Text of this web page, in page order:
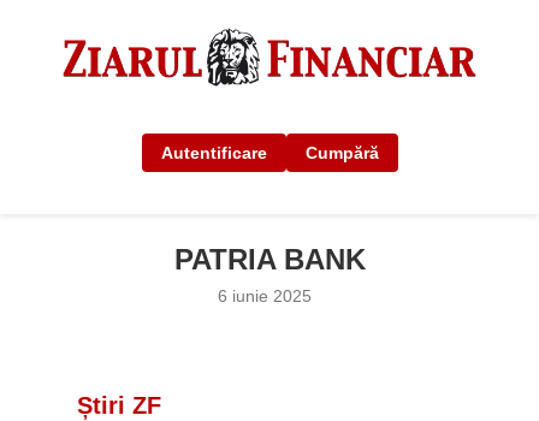
Autentificare Cumpără
PATRIA BANK
6 iunie 2025
Știri ZF